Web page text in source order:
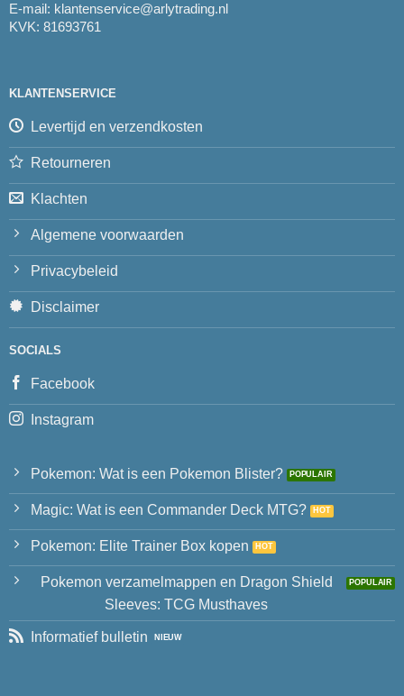
E-mail: klantenservice@arlytrading.nl
KVK: 81693761
KLANTENSERVICE
Levertijd en verzendkosten
Retourneren
Klachten
Algemene voorwaarden
Privacybeleid
Disclaimer
SOCIALS
Facebook
Instagram
Pokemon: Wat is een Pokemon Blister?
Magic: Wat is een Commander Deck MTG?
Pokemon: Elite Trainer Box kopen
Pokemon verzamelmappen en Dragon Shield
Sleeves: TCG Musthaves
Informatief bulletin